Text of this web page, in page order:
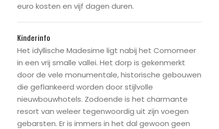
euro kosten en vijf dagen duren.
Kinderinfo
Het idyllische Madesime ligt nabij het Comomeer
in een vrij smalle vallei. Het dorp is gekenmerkt
door de vele monumentale, historische gebouwen
die geflankeerd worden door stijlvolle
nieuwbouwhotels. Zodoende is het charmante
resort van weleer tegenwoordig uit zijn voegen
gebarsten. Er is immers in het dal gewoon geen